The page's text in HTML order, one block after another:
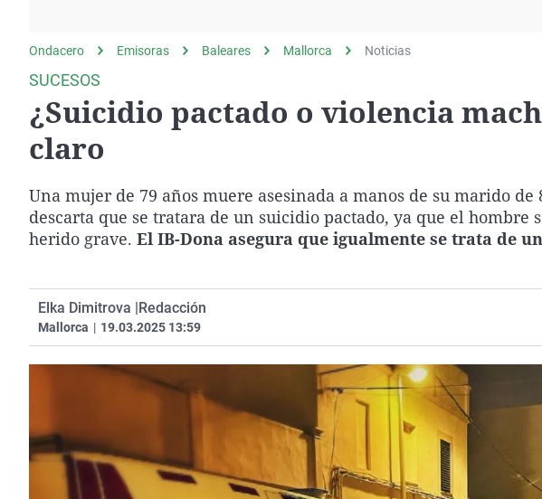
Operación Viuda
Negra
Navarra
Ondacero Emisoras Baleares Mallorca Noticias
SUCESOS
¿Suicidio pactado o violencia
claro
Una mujer de 79 años muere asesinada a manos de su marido
descarta que se tratara de un suicidio pactado, ya que el hombre
herido grave. El IB-Dona asegura que igualmente se trata de
Elka Dimitrova |Redacción
Mallorca | 19.03.2025 13:59